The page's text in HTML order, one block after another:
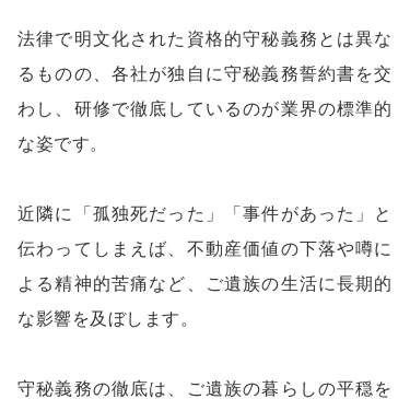
法律で明文化された資格的守秘義務とは異な
るものの、各社が独自に守秘義務誓約書を交
わし、研修で徹底しているのが業界の標準的
な姿です。
近隣に「孤独死だった」「事件があった」と
伝わってしまえば、不動産価値の下落や噂に
よる精神的苦痛など、ご遺族の生活に長期的
な影響を及ぼします。
守秘義務の徹底は、ご遺族の暮らしの平穏を